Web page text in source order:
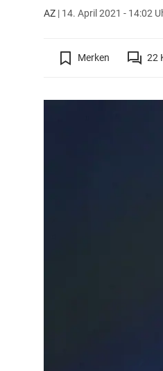
AZ| 14. April 2021 - 14:02
Merken 22